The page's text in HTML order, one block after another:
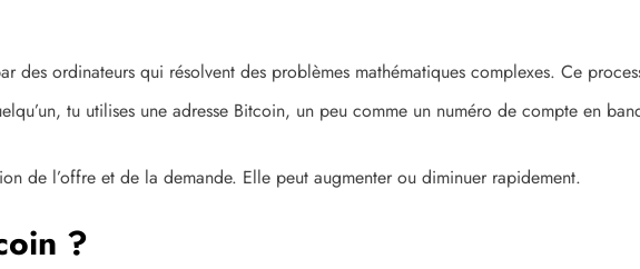
des ordinateurs qui résolvent des problèmes mathématiques complexes. Ce
tu utilises une adresse Bitcoin, un peu comme un numéro de compte en
de l’offre et de la demande. Elle peut augmenter ou diminuer rapidement.
?